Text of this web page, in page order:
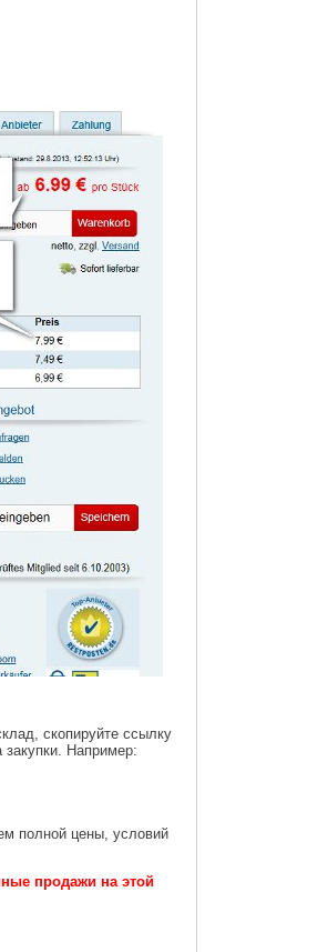
скопируйте ссылку
закупки. Например:
полной цены, условий
продажи на этой